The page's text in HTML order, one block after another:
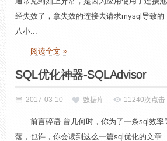
经失效了，拿失效的连接去请求mysql导致的
八小...
阅读全文 »
SQL优化神器-SQLAdvisor
2017-03-10 数据库 11240次点击
前言碎语 曾几何时，你为了一条sql效率
落，也许，你会读到这么一篇sql优化的文章